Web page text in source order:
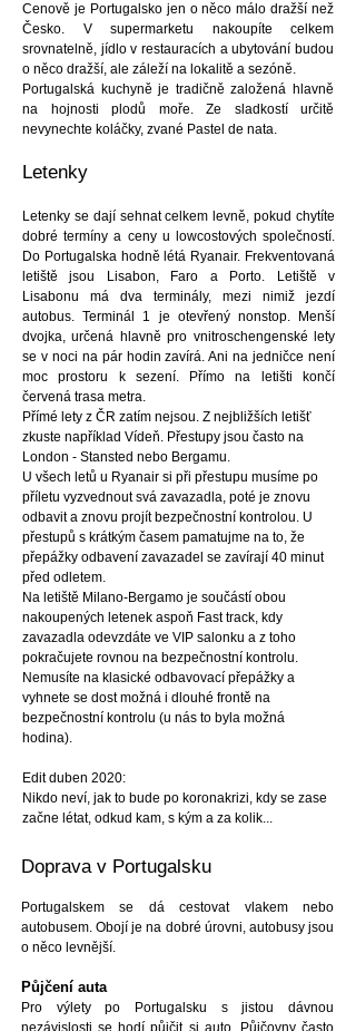
Cenově je Portugalsko jen o něco málo dražší než
Česko. V supermarketu nakoupíte celkem
srovnatelně, jídlo v restauracích a ubytování budou
o něco dražší, ale záleží na lokalitě a sezóně.
Portugalská kuchyně je tradičně založená hlavně
na hojnosti plodů moře. Ze sladkostí určitě
nevynechte koláčky, zvané Pastel de nata.
Letenky
Letenky se dají sehnat celkem levně, pokud chytíte
dobré termíny a ceny u lowcostových společností.
Do Portugalska hodně létá Ryanair. Frekventovaná
letiště jsou Lisabon, Faro a Porto. Letiště v
Lisabonu má dva terminály, mezi nimiž jezdí
autobus. Terminál 1 je otevřený nonstop. Menší
dvojka, určená hlavně pro vnitroschengenské lety
se v noci na pár hodin zavírá. Ani na jedničce není
moc prostoru k sezení. Přímo na letišti končí
červená trasa metra.
Přímé lety z ČR zatím nejsou. Z nejbližších letišť
zkuste například Vídeň. Přestupy jsou často na
London - Stansted nebo Bergamu.
U všech letů u Ryanair si při přestupu musíme po
příletu vyzvednout svá zavazadla, poté je znovu
odbavit a znovu projít bezpečnostní kontrolou. U
přestupů s krátkým časem pamatujme na to, že
přepážky odbavení zavazadel se zavírají 40 minut
před odletem.
Na letiště Milano-Bergamo je součástí obou
nakoupených letenek aspoň Fast track, kdy
zavazadla odevzdáte ve VIP salonku a z toho
pokračujete rovnou na bezpečnostní kontrolu.
Nemusíte na klasické odbavovací přepážky a
vyhnete se dost možná i dlouhé frontě na
bezpečnostní kontrolu (u nás to byla možná
hodina).
Edit duben 2020:
Nikdo neví, jak to bude po koronakrizi, kdy se zase
začne létat, odkud kam, s kým a za kolik...
Doprava v Portugalsku
Portugalskem se dá cestovat vlakem nebo
autobusem. Obojí je na dobré úrovni, autobusy jsou
o něco levnější.
Půjčení auta
Pro výlety po Portugalsku s jistou dávnou
nezávislosti se hodí půjčit si auto. Půjčovny často